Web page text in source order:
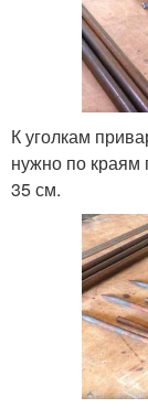
К уголкам
нужно по краям
35 см.